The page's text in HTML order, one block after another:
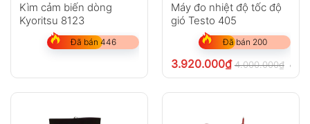
Kìm cảm biến dòng
Kyoritsu 8123
Đã bán 446
Máy đo nhiệt độ tốc độ
gió Testo 405
Đã bán 200
3.920.000₫ 4.000.000₫ chưa